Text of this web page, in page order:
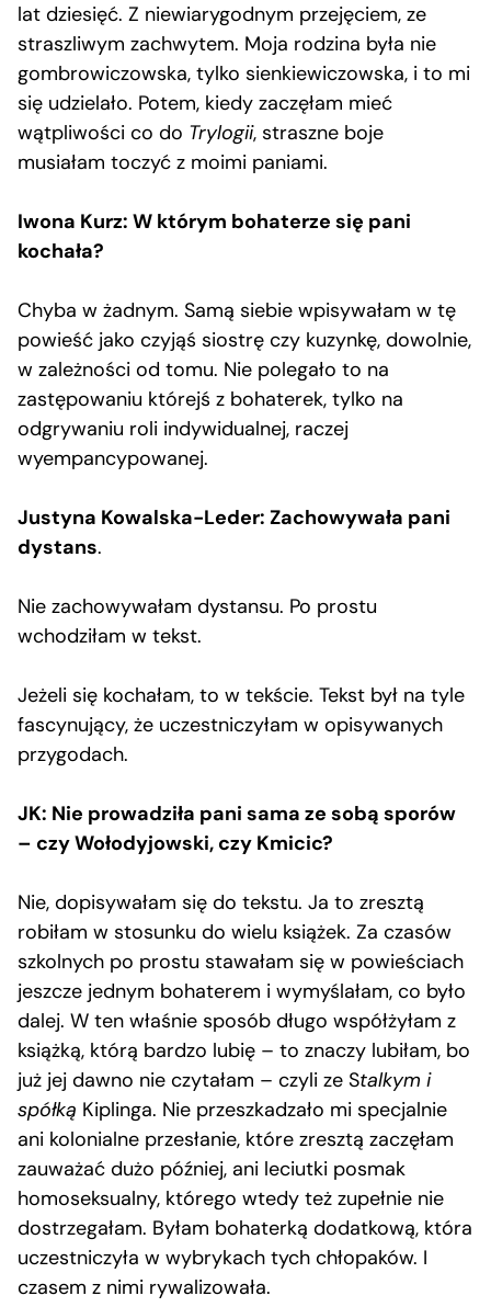
lat dziesięć. Z niewiarygodnym przejęciem, ze
straszliwym zachwytem. Moja rodzina była nie
gombrowiczowska, tylko sienkiewiczowska, i to mi
się udzielało. Potem, kiedy zaczęłam mieć
wątpliwości co do Trylogii, straszne boje
musiałam toczyć z moimi paniami.
Iwona Kurz: W którym bohaterze się pani
kochała?
Chyba w żadnym. Samą siebie wpisywałam w tę
powieść jako czyjąś siostrę czy kuzynkę, dowolnie,
w zależności od tomu. Nie polegało to na
zastępowaniu którejś z bohaterek, tylko na
odgrywaniu roli indywidualnej, raczej
wyempancypowanej.
Justyna Kowalska-Leder: Zachowywała pani
dystans.
Nie zachowywałam dystansu. Po prostu
wchodziłam w tekst.
Jeżeli się kochałam, to w tekście. Tekst był na tyle
fascynujący, że uczestniczyłam w opisywanych
przygodach.
JK: Nie prowadziła pani sama ze sobą sporów
– czy Wołodyjowski, czy Kmicic?
Nie, dopisywałam się do tekstu. Ja to zresztą
robiłam w stosunku do wielu książek. Za czasów
szkolnych po prostu stawałam się w powieściach
jeszcze jednym bohaterem i wymyślałam, co było
dalej. W ten właśnie sposób długo współżyłam z
książką, którą bardzo lubię – to znaczy lubiłam, bo
już jej dawno nie czytałam – czyli ze Stalkym i
spółką Kiplinga. Nie przeszkadzało mi specjalnie
ani kolonialne przesłanie, które zresztą zaczęłam
zauważać dużo później, ani leciutki posmak
homoseksualny, którego wtedy też zupełnie nie
dostrzegałam. Byłam bohaterką dodatkową, która
uczestniczyła w wybrykach tych chłopaków. I
czasem z nimi rywalizowała.